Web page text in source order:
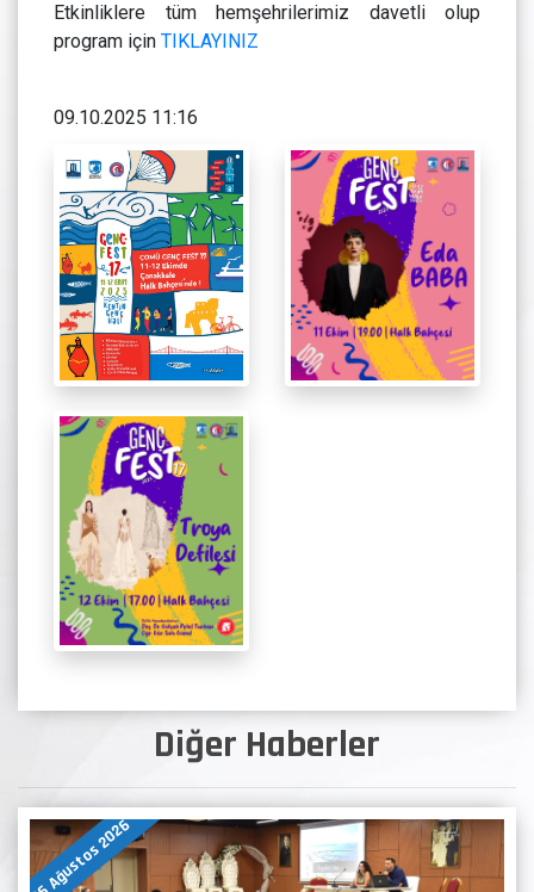
Diğer Haberler
06 Ağustos 2026
Etkinliklere tüm hemşehrilerimiz davetli olup
program için TIKLAYINIZ
09.10.2025 11:16